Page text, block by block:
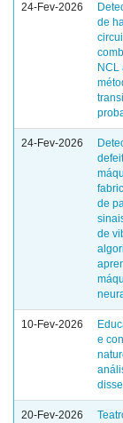
24-Fev-2026
de
NCL
24-Fev-2026
de
de
10-Fev-2026
e
20-Fev-2026